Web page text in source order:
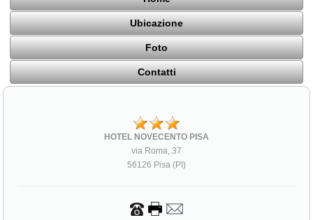
Ubicazione
Foto
Contatti
HOTEL NOVECENTO PISA
via Roma, 37
56126 Pisa (PI)